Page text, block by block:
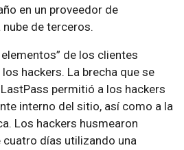
en un proveedor de
de terceros.
de los clientes
hackers. La brecha que se
permitió a los hackers
interno del sitio, así como a la
Los hackers husmearon
días utilizando una